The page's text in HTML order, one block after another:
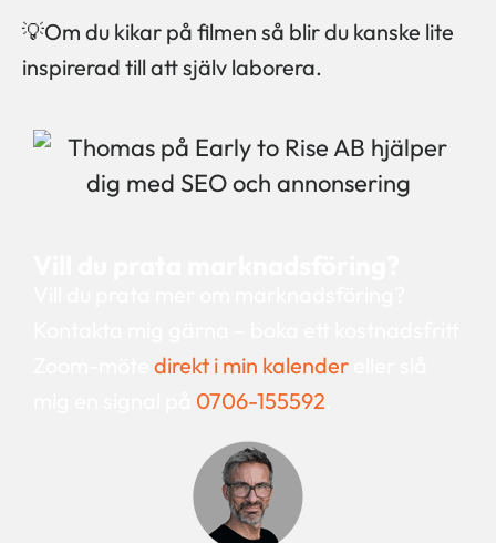
💡Om du kikar på filmen så blir du kanske lite
inspirerad till att själv laborera.
direkt i min kalender
0706-155592